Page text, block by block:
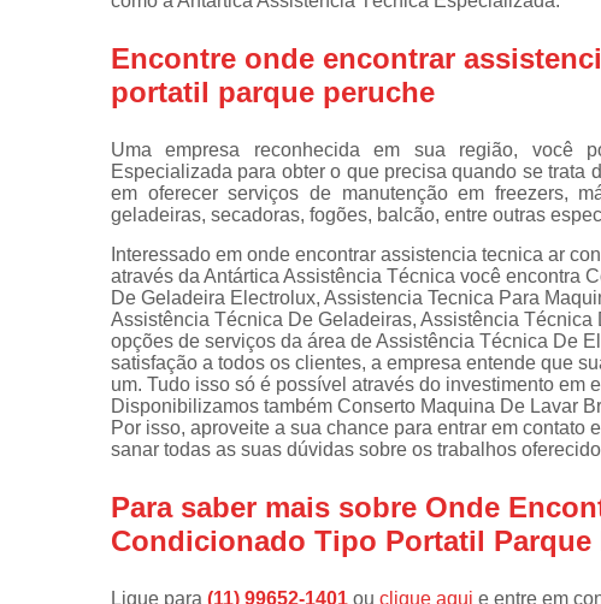
lavar roupa
Instalações de
Manutenções
de fogão
Manutenções
em freezer
Encontre onde encontrar
portatil parque peruche
Uma empresa reconhecida em sua região, você
Especializada para obter o que precisa quando se trata
em oferecer serviços de manutenção em freezers,
geladeiras, secadoras, fogões, balcão, entre outras
Interessado em onde encontrar assistencia tecnica ar
através da Antártica Assistência Técnica você encontra
De Geladeira Electrolux, Assistencia Tecnica Para
Assistência Técnica De Geladeiras, Assistência
opções de serviços da área de Assistência Técnica De
satisfação a todos os clientes, a empresa entende que
um. Tudo isso só é possível através do investimento
Disponibilizamos também Conserto Maquina De Lavar
Por isso, aproveite a sua chance para entrar em contato
sanar todas as suas dúvidas sobre os trabalhos
Para saber mais sobre Onde
Condicionado Tipo Portatil Parque
Ligue para (11) 99652-1401 ou clique aqui e entre em